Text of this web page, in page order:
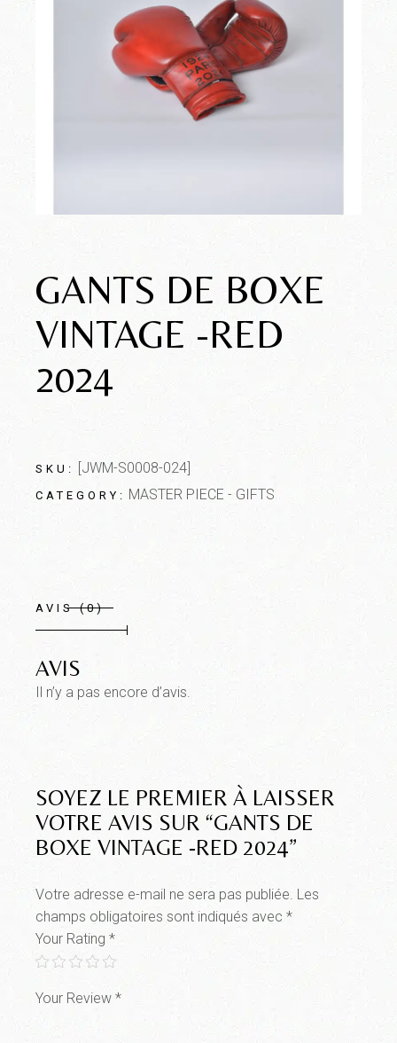
GANTS DE BOXE
VINTAGE -RED
2024
SKU: [JWM-S0008-024]
CATEGORY: MASTER PIECE - GIFTS
AVIS (0)
AVIS
Il n’y a pas encore d’avis.
SOYEZ LE PREMIER À LAISSER
VOTRE AVIS SUR “GANTS DE
BOXE VINTAGE -RED 2024”
Votre adresse e-mail ne sera pas publiée. Les
champs obligatoires sont indiqués avec*
Your Rating*